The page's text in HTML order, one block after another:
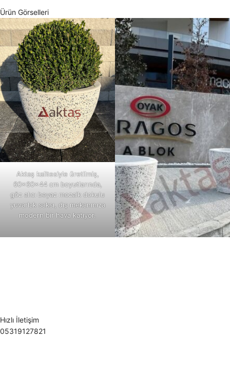
Ürün Görselleri
Aktaş kalitesiyle üretilmiş,
60x60x44 cm boyutlarında,
göz alıcı beyaz mozaik dokulu
yuvarlak saksı, dış mekanınıza
modern bir hava katıyor.
Hızlı İletişim
05319127821